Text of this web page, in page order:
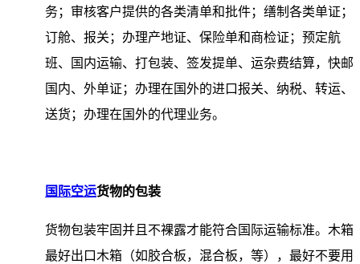
务；审核客户提供的各类清单和批件；缮制各类单证；
订舱、报关；办理产地证、保险单和商检证；预定航
班、国内运输、打包装、签发提单、运杂费结算，快邮
国内、外单证；办理在国外的进口报关、纳税、转运、
送货；办理在国外的代理业务。
国际空运货物的包装
货物包装牢固并且不裸露才能符合国际运输标准。木箱
最好出口木箱（如胶合板，混合板，等），最好不要用